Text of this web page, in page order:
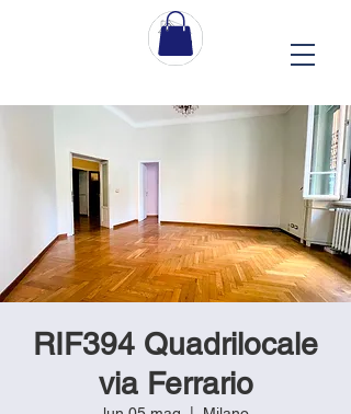
RIF394 Quadrilocale
via Ferrario